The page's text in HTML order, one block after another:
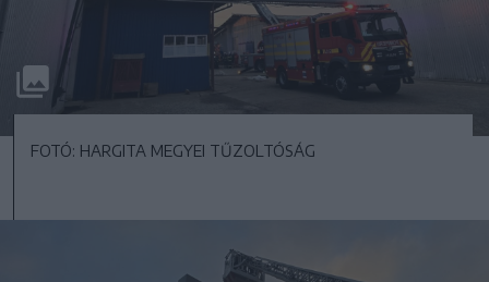
FOTÓ: HARGITA MEGYEI TŰZOLTÓSÁG